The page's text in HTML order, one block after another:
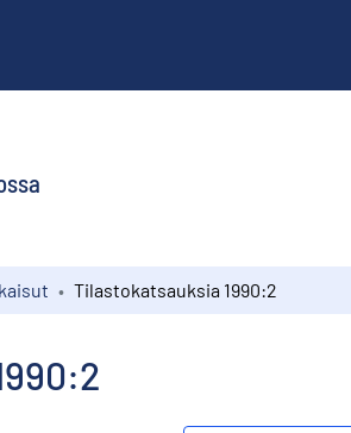
Tilastokatsauksia 1990:2